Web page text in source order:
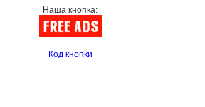
Наша кнопка:
Код кнопки